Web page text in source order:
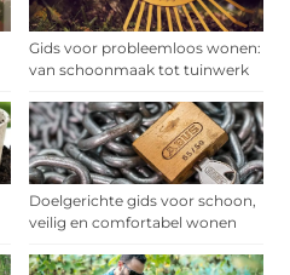
Gids voor probleemloos wonen:
van schoonmaak tot tuinwerk
Doelgerichte gids voor schoon,
veilig en comfortabel wonen